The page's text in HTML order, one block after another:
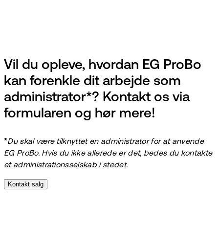
Vil du opleve, hvordan EG ProBo
kan forenkle dit arbejde som
administrator*? Kontakt os via
formularen og hør mere!
*Du skal være tilknyttet en administrator for at anvende
EG ProBo. Hvis du ikke allerede er det, bedes du kontakte
et administrationsselskab i stedet.
Kontakt salg